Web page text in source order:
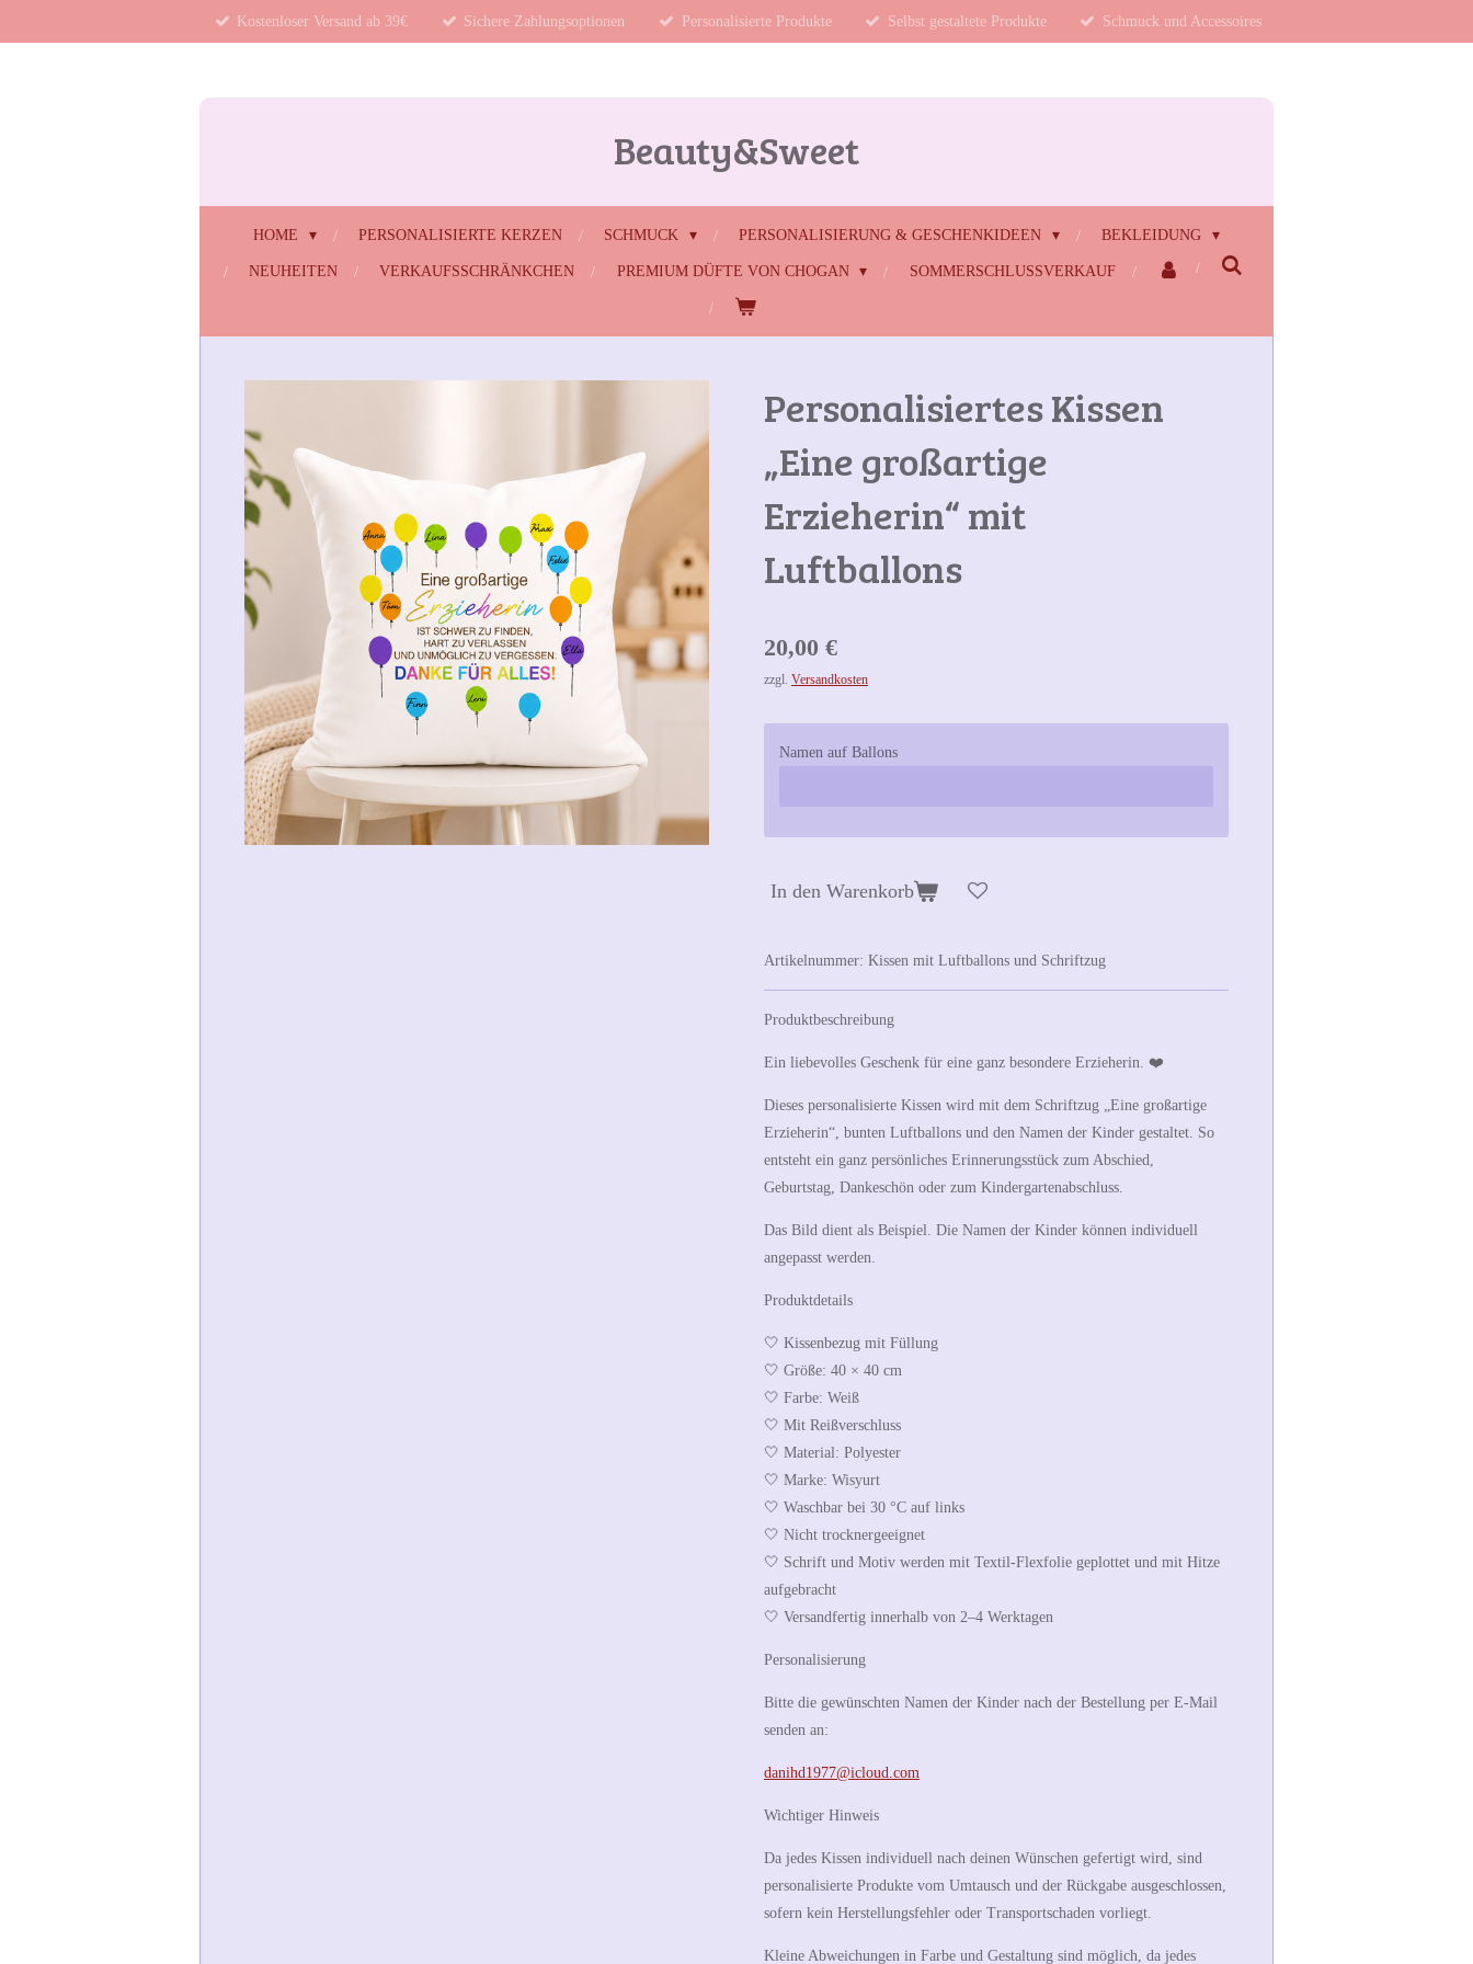
Kostenloser Versand ab 39€ Sichere Zahlungsoptionen Personalisierte Produkte Selbst gestaltete Produkte Schmuck und Accessoires
Beauty&Sweet
HOME PERSONALISIERTE KERZEN SCHMUCK PERSONALISIERUNG & GESCHENKIDEEN BEKLEIDUNG
NEUHEITEN VERKAUFSSCHRÄNKCHEN PREMIUM DÜFTE VON CHOGAN SOMMERSCHLUSSVERKAUF
Personalisiertes Kissen
„Eine großartige
Erzieherin“ mit
Luftballons
20,00 €
zzgl. Versandkosten
Namen auf Ballons
In den Warenkorb
Artikelnummer: Kissen mit Luftballons und Schriftzug
Produktbeschreibung
Ein liebevolles Geschenk für eine ganz besondere Erzieherin. ❤️
Dieses personalisierte Kissen wird mit dem Schriftzug
„Eine großartige
Erzieherin“ , bunten Luftballons und den Namen der Kinder gestaltet. So
entsteht ein ganz persönliches Erinnerungsstück zum Abschied,
Geburtstag, Dankeschön oder zum Kindergartenabschluss.
Das Bild dient als Beispiel. Die Namen der Kinder können individuell
angepasst werden.
Produktdetails
🤍 Kissenbezug mit Füllung
🤍 Größe: 40 × 40 cm
🤍 Farbe: Weiß
🤍 Mit Reißverschluss
🤍 Material: Polyester
🤍 Marke: Wisyurt
🤍 Waschbar bei 30 °C auf links
🤍 Nicht trocknergeeignet
🤍 Schrift und Motiv werden mit Textil-Flexfolie geplottet und mit Hitze
aufgebracht
🤍 Versandfertig innerhalb von 2–4 Werktagen
Personalisierung
Bitte die gewünschten Namen der Kinder nach der Bestellung per E-Mail
senden an:
danihd1977@icloud.com
Wichtiger Hinweis
Da jedes Kissen individuell nach deinen Wünschen gefertigt wird, sind
personalisierte Produkte vom Umtausch und der Rückgabe ausgeschlossen,
sofern kein Herstellungsfehler oder Transportschaden vorliegt.
Kleine Abweichungen in Farbe und Gestaltung sind möglich, da jedes